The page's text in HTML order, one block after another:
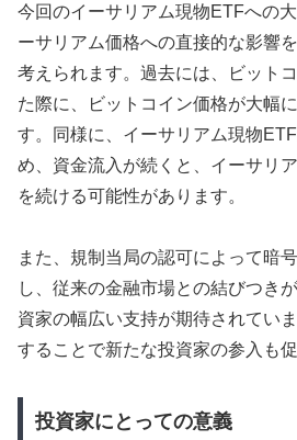
今回のイーサリアム現物ETFへの
ーサリアム価格への直接的な影響
考えられます。過去には、ビット
た際に、ビットコイン価格が大幅
す。同様に、イーサリアム現物
め、資金流入が続くと、イーサリ
を続ける可能性があります。
また、規制当局の認可によって暗
し、従来の金融市場との結びつき
資家の幅広い支持が期待されてい
することで新たな投資家の参入も
投資家にとっての意義